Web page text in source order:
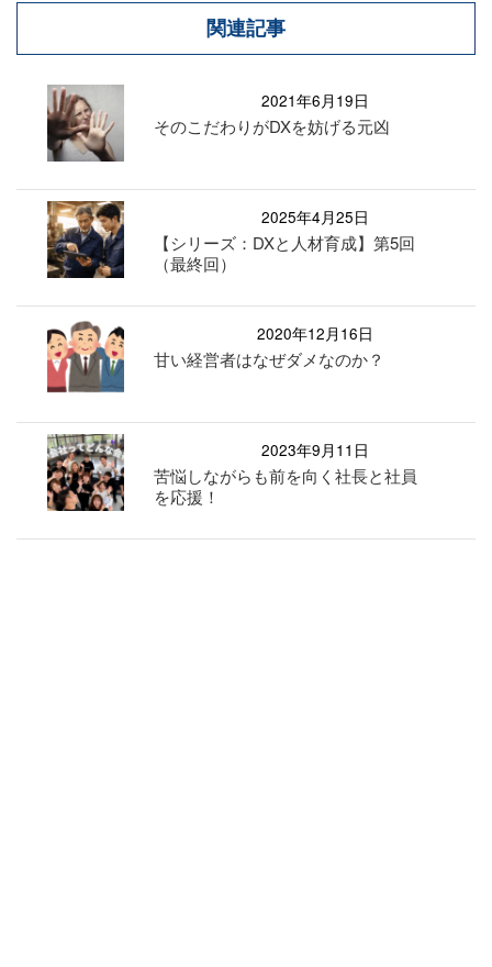
関連記事
2021年6月19日
そのこだわりがDXを妨げる元凶
2025年4月25日
【シリーズ：DXと人材育成】第5回
（最終回）
2020年12月16日
甘い経営者はなぜダメなのか？
2023年9月11日
苦悩しながらも前を向く社長と社員
を応援！